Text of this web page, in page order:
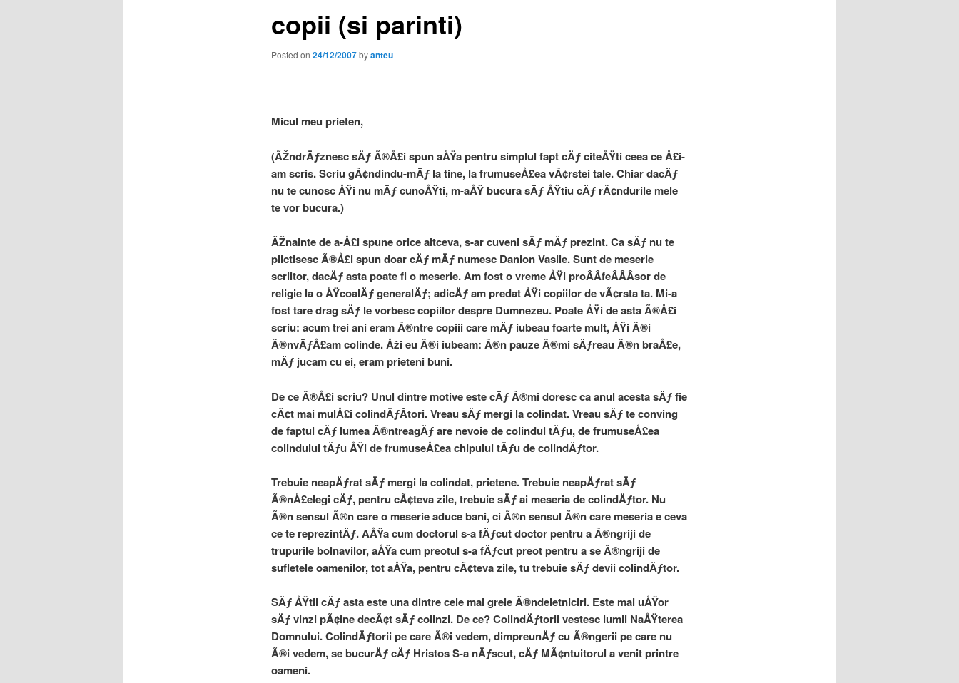
copii (si parinti)
Posted on 24/12/2007byanteu
Micul meu prieten,
(ÃŽndrÄƒznesc sÄƒ Ã®Å£i spun aÅŸa pentru simplul fapt cÄƒ citeÅŸti ceea ce Å£i-
am scris. Scriu gÃ¢ndindu-mÄƒ la tine, la frumuseÅ£ea vÃ¢rstei tale. Chiar dacÄƒ
nu te cunosc ÅŸi nu mÄƒ cunoÅŸti, m-aÅŸ bucura sÄƒ ÅŸtiu cÄƒ rÃ¢ndurile mele
te vor bucura.)
ÃŽnainte de a-Å£i spune orice altceva, s-ar cuveni sÄƒ mÄƒ prezint. Ca sÄƒ nu te
plictisesc Ã®Å£i spun doar cÄƒ mÄƒ numesc Danion Vasile. Sunt de meserie
scriitor, dacÄƒ asta poate fi o meserie. Am fost o vreme ÅŸi proÂ­Â­feÂ­Â­Â­sor de
religie la o ÅŸcoalÄƒ generalÄƒ; adicÄƒ am predat ÅŸi copiilor de vÃ¢rsta ta. Mi-a
fost tare drag sÄƒ le vorbesc copiilor despre Dumnezeu. Poate ÅŸi de asta Ã®Å£i
scriu: acum trei ani eram Ã®ntre copiii care mÄƒ iubeau foarte mult, ÅŸi Ã®i
Ã®nvÄƒÅ£am colinde. Åži eu Ã®i iubeam: Ã®n pauze Ã®mi sÄƒreau Ã®n braÅ£e,
mÄƒ jucam cu ei, eram prieteni buni.
De ce Ã®Å£i scriu? Unul dintre motive este cÄƒ Ã®mi doresc ca anul acesta sÄƒ fie
cÃ¢t mai mulÅ£i colindÄƒÂ­tori. Vreau sÄƒ mergi la colindat. Vreau sÄƒ te conving
de faptul cÄƒ lumea Ã®ntreagÄƒ are nevoie de colindul tÄƒu, de frumuseÅ£ea
colindului tÄƒu ÅŸi de frumuseÅ£ea chipului tÄƒu de colindÄƒtor.
Trebuie neapÄƒrat sÄƒ mergi la colindat, prietene. Trebuie neapÄƒrat sÄƒ
Ã®nÅ£elegi cÄƒ, pentru cÃ¢teva zile, trebuie sÄƒ ai meseria de colindÄƒtor. Nu
Ã®n sensul Ã®n care o meserie aduce bani, ci Ã®n sensul Ã®n care meseria e ceva
ce te reprezintÄƒ. AÅŸa cum doctorul s-a fÄƒcut doctor pentru a Ã®ngriji de
trupurile bolnavilor, aÅŸa cum preotul s-a fÄƒcut preot pentru a se Ã®ngriji de
sufletele oamenilor, tot aÅŸa, pentru cÃ¢teva zile, tu trebuie sÄƒ devii colindÄƒtor.
SÄƒ ÅŸtii cÄƒ asta este una dintre cele mai grele Ã®ndeletniciri. Este mai uÅŸor
sÄƒ vinzi pÃ¢ine decÃ¢t sÄƒ colinzi. De ce? ColindÄƒtorii vestesc lumii NaÅŸterea
Domnului. ColindÄƒtorii pe care Ã®i vedem, dimpreunÄƒ cu Ã®ngerii pe care nu
Ã®i vedem, se bucurÄƒ cÄƒ Hristos S-a nÄƒscut, cÄƒ MÃ¢ntuitorul a venit printre
oameni.